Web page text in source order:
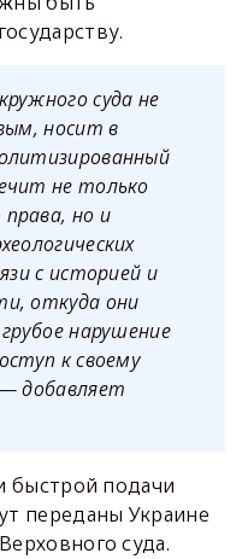
суда не
носит в
не только
но и
с историей и
откуда они
нарушение
к своему
добавляет
быстрой подачи
переданы Украине
суда.